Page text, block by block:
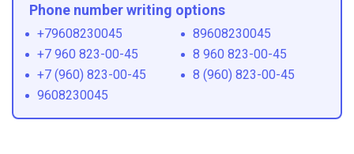
Phone number writing options
+79608230045
89608230045
+7 960 823-00-45
8 960 823-00-45
+7 (960) 823-00-45
8 (960) 823-00-45
9608230045